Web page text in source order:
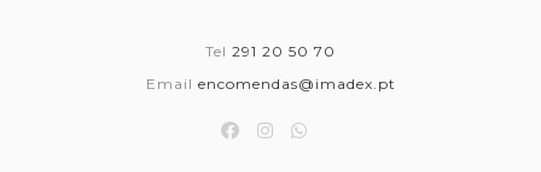
Tel 291 20 50 70
Email encomendas@imadex.pt